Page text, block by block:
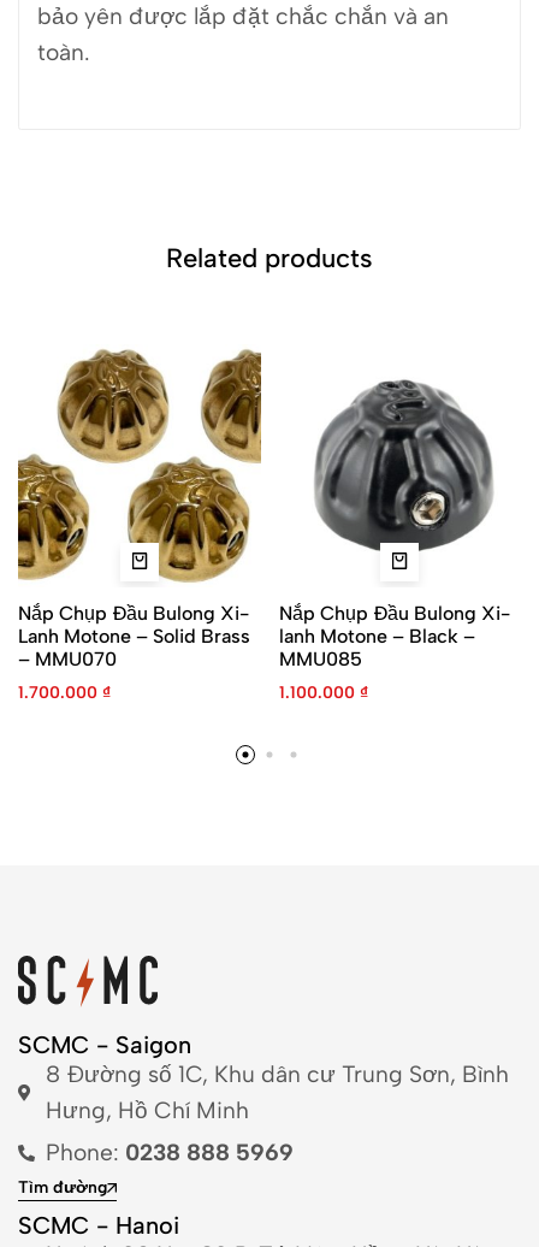
bảo yên được lắp đặt chắc chắn và an
toàn.
Related products
Nắp Chụp Đầu Bulong Xi-
Lanh Motone – Solid Brass
– MMU070
1.700.000 ₫
Nắp Chụp Đầu Bulong Xi-
lanh Motone – Black –
MMU085
1.100.000 ₫
SCMC - Saigon
8 Đường số 1C, Khu dân cư Trung Sơn, Bình
Hưng, Hồ Chí Minh
Phone: 0238 888 5969
Tìm đường
SCMC - Hanoi